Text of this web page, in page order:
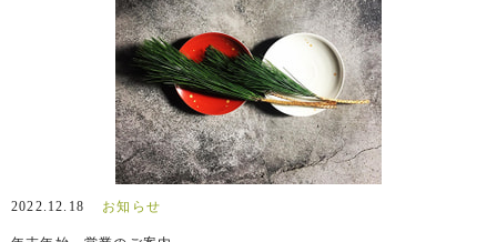
2022.12.18 お知らせ